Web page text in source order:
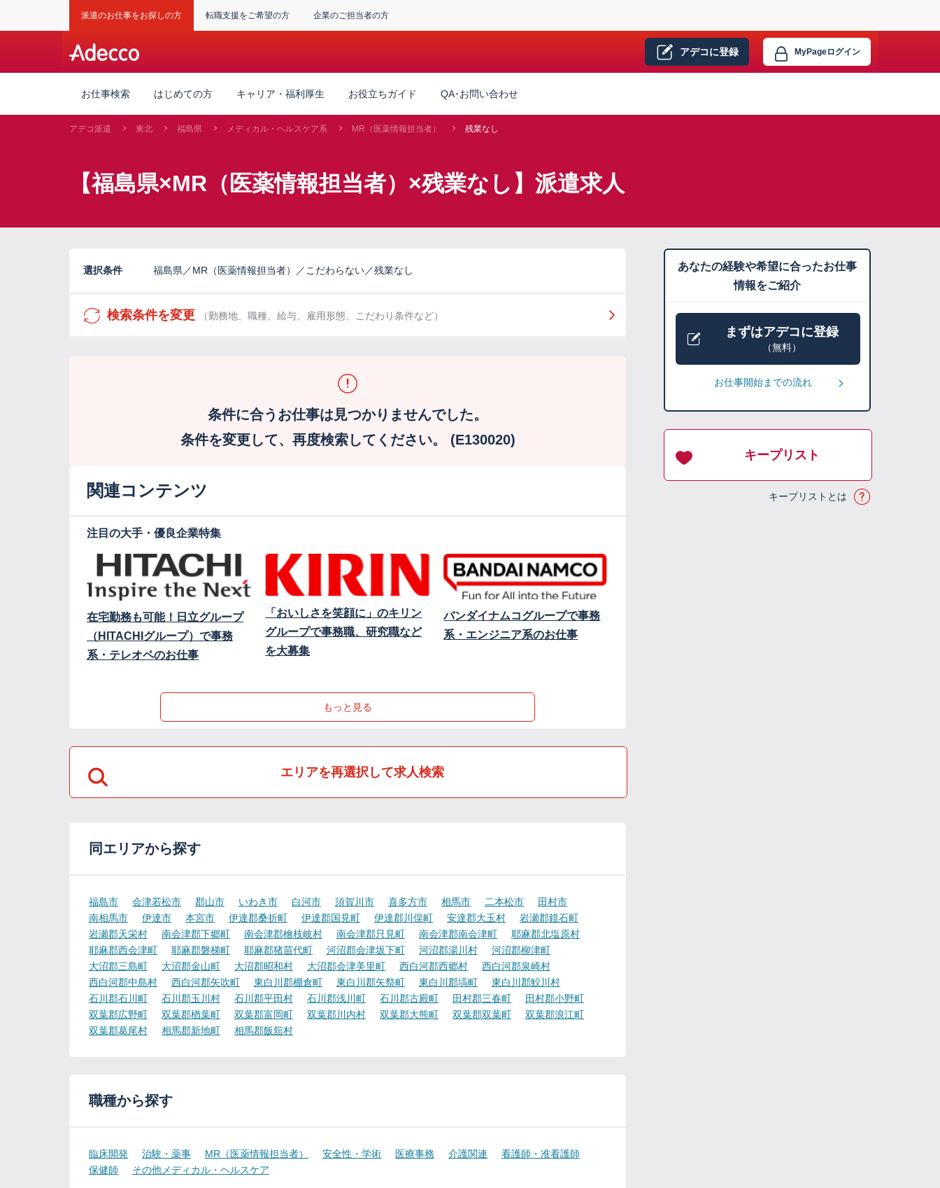
派遣のお仕事をお探しの方 転職支援をご希望の方 企業のご担当者の方
アデコに登録 MyPageログイン
お仕事検索 はじめての方 キャリア・福利厚生 お役立ちガイド QA･お問い合わせ
アデコ派遣 東北 福島県 メディカル・ヘルスケア系 MR（医薬情報担当者） 残業なし
【福島県×MR（医薬情報担当者）×残業なし】派遣求人
選択条件 福島県／MR（医薬情報担当者）／こだわらない／残業なし
検索条件を変更 （勤務地、職種、給与、雇用形態、こだわり条件など）
条件に合うお仕事は見つかりませんでした。
条件を変更して、再度検索してください。 (E130020)
関連コンテンツ
注目の大手・優良企業特集
在宅勤務も可能！日立グループ
（HITACHIグループ）で事務
系・テレオペのお仕事
「おいしさを笑顔に」のキリン
グループで事務職、研究職など
を大募集
バンダイナムコグループで事務
系・エンジニア系のお仕事
もっと見る
エリアを再選択して求人検索
同エリアから探す
福島市 会津若松市 郡山市 いわき市 白河市 須賀川市 喜多方市 相馬市 二本松市
田村市
南相馬市
伊達市 本宮市 伊達郡桑折町 伊達郡国見町 伊達郡川俣町 安達郡大玉村
岩瀬郡鏡石町
岩瀬郡天栄村
南会津郡下郷町 南会津郡檜枝岐村 南会津郡只見町 南会津郡南会津町
耶麻郡北塩原村
耶麻郡西会津町
耶麻郡磐梯町 耶麻郡猪苗代町 河沼郡会津坂下町 河沼郡湯川村
河沼郡柳津町
大沼郡三島町
大沼郡金山町 大沼郡昭和村 大沼郡会津美里町 西白河郡西郷村
西白河郡泉崎村
西白河郡中島村
西白河郡矢吹町 東白川郡棚倉町 東白川郡矢祭町 東白川郡塙町
東白川郡鮫川村
石川郡石川町
石川郡玉川村 石川郡平田村 石川郡浅川町 石川郡古殿町 田村郡三春町
田村郡小野町
双葉郡広野町
双葉郡楢葉町 双葉郡富岡町 双葉郡川内村 双葉郡大熊町 双葉郡双葉町
双葉郡浪江町
双葉郡葛尾村
相馬郡新地町 相馬郡飯舘村
職種から探す
臨床開発 治験・薬事 MR（医薬情報担当者） 安全性・学術 医療事務 介護関連
看護師・准看護師
保健師
その他メディカル・ヘルスケア
あなたの経験や希望に合ったお仕事
情報をご紹介
まずはアデコに登録
（無料）
お仕事開始までの流れ
キープリスト
キープリストとは